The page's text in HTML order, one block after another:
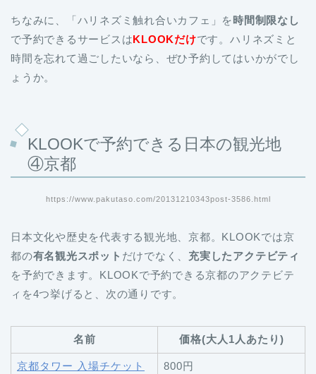
ちなみに、「ハリネズミ触れ合いカフェ」を時間制限なし
で予約できるサービスはKLOOKだけです。ハリネズミと
時間を忘れて過ごしたいなら、ぜひ予約してはいかがでし
ょうか。
KLOOKで予約できる日本の観光地
④京都
https://www.pakutaso.com/20131210343post-3586.html
日本文化や歴史を代表する観光地、京都。KLOOKでは京
都の有名観光スポット だけでなく、 充実したアクテビティ
を予約できます。KLOOKで予約できる京都のアクテビテ
ィを4つ挙げると、次の通りです。
名前 価格(大人1人あたり)
京都タワー 入場チケット 800円